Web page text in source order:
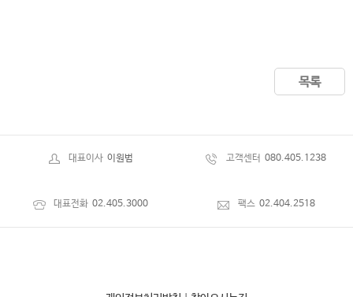
목록
대표이사 이원범 고객센터 080.405.1238
대표전화 02.405.3000 팩스 02.404.2518